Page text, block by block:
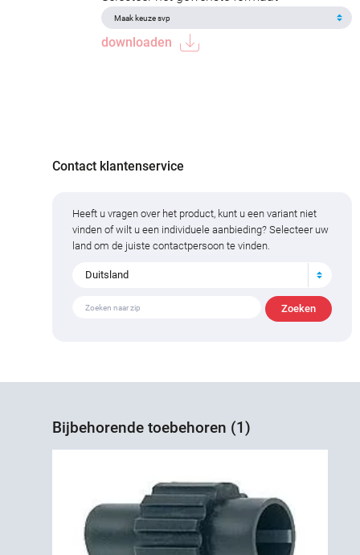
downloaden
Contact klantenservice
Heeft u vragen over het product, kunt u een variant niet
vinden of wilt u een individuele aanbieding? Selecteer uw
land om de juiste contactpersoon te vinden.
Duitsland
Bijbehorende toebehoren (1)